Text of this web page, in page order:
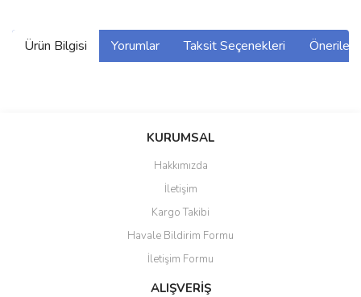
Ürün Bilgisi Yorumlar Taksit Seçenekleri
Bu ürüne ilk yorumu siz yapın!
Yorum Yaz
Ürün resmi kalitesiz, bozuk veya görüntülenemiyor.
Ürün açıklamasında eksik bilgiler bulunuyor.
Ürün bilgilerinde hatalar bulunuyor.
Ürün fiyatı diğer sitelerden daha pahalı.
Bu ürüne benzer farklı alternatifler olmalı.
KURUMSAL
Hakkımızda
İletişim
Kargo Takibi
Havale Bildirim Formu
İletişim Formu
ALIŞVERİŞ